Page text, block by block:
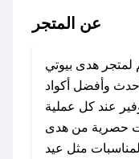
عن المتجر
هدى بيوتي
وأفضل أكواد
عند كل عملية
حصرية من هدى
مثل عيد